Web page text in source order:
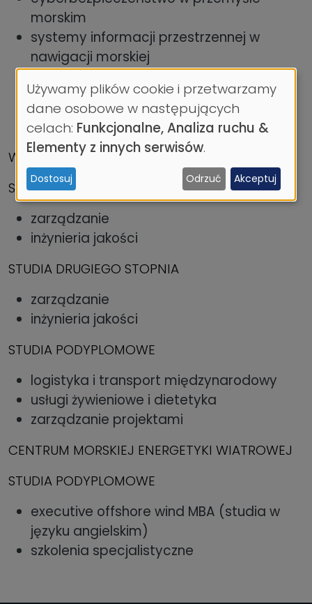
morskim
systemy informacji przestrzennej w
nawigacji morskiej
języku angielskim)
WYDZIAŁ ZARZĄDZANIA I NAUK O JAKOŚCI
STUDIA PIERWSZEGO STOPNIA
zarządzanie
inżynieria jakości
STUDIA DRUGIEGO STOPNIA
zarządzanie
inżynieria jakości
STUDIA PODYPLOMOWE
logistyka i transport międzynarodowy
usługi żywieniowe i dietetyka
zarządzanie projektami
CENTRUM MORSKIEJ ENERGETYKI WIATROWEJ
STUDIA PODYPLOMOWE
executive offshore wind MBA (studia w
języku angielskim)
szkolenia specjalistyczne
Wykorzystanie
danych
osobowych
i
ciasteczek
Używamy plików cookie i przetwarzamy
dane osobowe w następujących
celach: Funkcjonalne, Analiza ruchu &
Elementy z innych serwisów.
Dostosuj Odrzuć Akceptuj